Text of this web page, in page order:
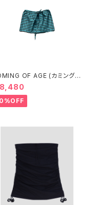
OF AGE (カミングオ
イジ) DRAWSTRING MIN
（GINGHAM TURQU
BROWN）